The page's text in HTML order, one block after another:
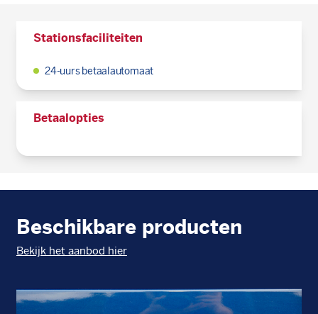
Stationsfaciliteiten
24-uurs betaalautomaat
Betaalopties
Beschikbare producten
Bekijk het aanbod hier